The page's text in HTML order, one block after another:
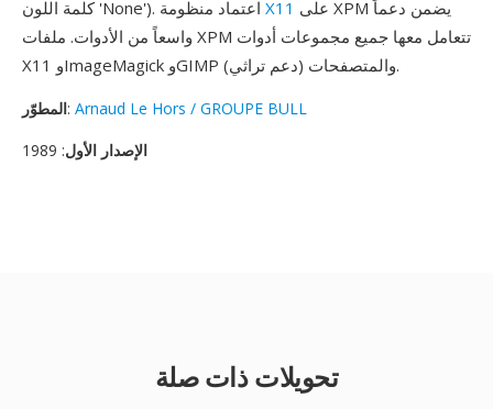
X11
واسعاً من الأدوات. ملفات XPM تتعامل معها جميع مجموعات أدوات
X11 وImageMagick وGIMP والمتصفحات (دعم تراثي).
المطوّر: Arnaud Le Hors / GROUPE BULL
الإصدار الأول: 1989
تحويلات ذات صلة